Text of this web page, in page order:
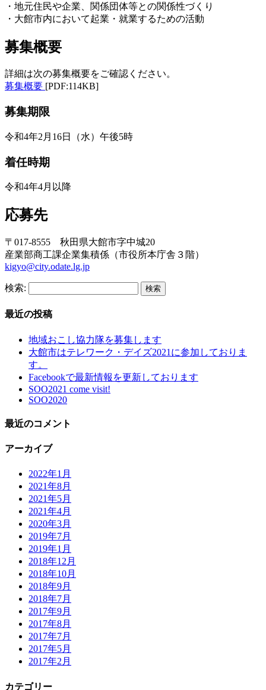
・地元住民や企業、関係団体等との関係性づくり
・大館市内において起業・就業するための活動
募集概要
詳細は次の募集概要をご確認ください。
募集概要 [PDF:114KB]
募集期限
令和4年2月16日（水）午後5時
着任時期
令和4年4月以降
応募先
〒017-8555 秋田県大館市字中城20
産業部商工課企業集積係（市役所本庁舎３階）
kigyo@city.odate.lg.jp
検索:
最近の投稿
地域おこし協力隊を募集します
大館市はテレワーク・デイズ2021に参加しておりま
す。
Facebookで最新情報を更新しております
SOO2021 come visit!
SOO2020
最近のコメント
アーカイブ
2022年1月
2021年8月
2021年5月
2021年4月
2020年3月
2019年7月
2019年1月
2018年12月
2018年10月
2018年9月
2018年7月
2017年9月
2017年8月
2017年7月
2017年5月
2017年2月
カテゴリー